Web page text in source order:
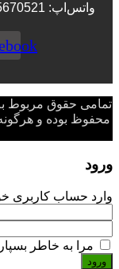
واتس‌‌اپ: 09385670521
تمامی حقوق مربوط
ورود
وارد حساب کاربری
مرا به خاطر بسپار
ورود